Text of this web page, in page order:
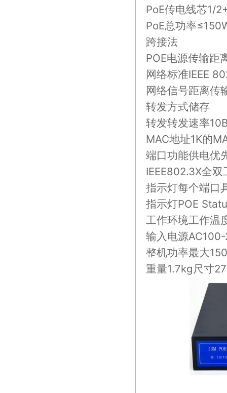
PoE传电线芯1/
PoE总功率
跨接法
POE电源传输距
网络标准IEEE
网络信号距离传
转发方式储存
转发转发速率
MAC地址1K的
端口功能供电优
IEEE802.3X全
指示灯每个端口
指示灯POE
工作环境工作温
输入电源
整机功率最大
重量1.7kg尺寸